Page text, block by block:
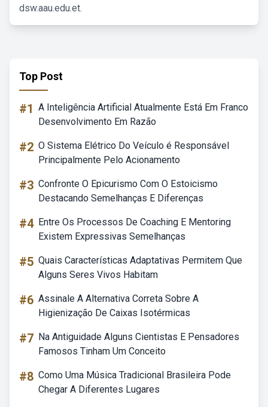
dsw.aau.edu.et.
Top Post
#1 A Inteligência Artificial Atualmente Está Em Franco
Desenvolvimento Em Razão
#2 O Sistema Elétrico Do Veículo é Responsável
Principalmente Pelo Acionamento
#3 Confronte O Epicurismo Com O Estoicismo
Destacando Semelhanças E Diferenças
#4 Entre Os Processos De Coaching E Mentoring
Existem Expressivas Semelhanças
#5 Quais Características Adaptativas Permitem Que
Alguns Seres Vivos Habitam
#6 Assinale A Alternativa Correta Sobre A
Higienização De Caixas Isotérmicas
#7 Na Antiguidade Alguns Cientistas E Pensadores
Famosos Tinham Um Conceito
#8 Como Uma Música Tradicional Brasileira Pode
Chegar A Diferentes Lugares